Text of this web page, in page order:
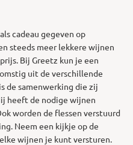
cadeau gegeven op
steeds meer lekkere wijnen
Bij Greetz kun je een
uit de verschillende
de samenwerking die zij
heeft de nodige wijnen
worden de flessen verstuurd
Neem een kijkje op de
wijnen je kunt versturen.